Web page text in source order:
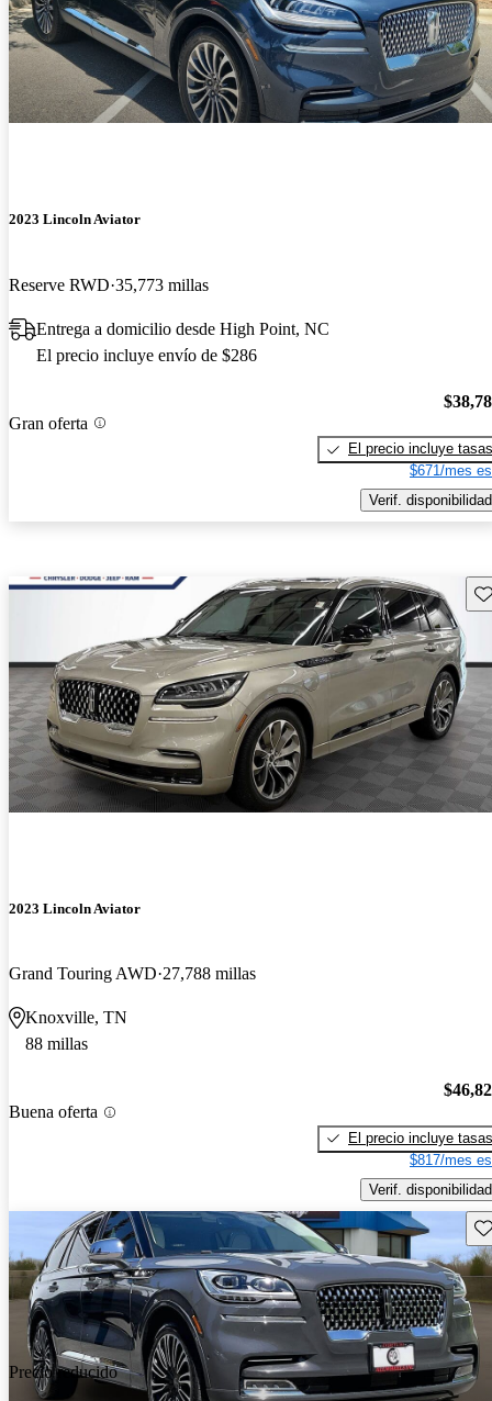
2023 Lincoln Aviator
Reserve RWD 35,773 millas
Entrega a domicilio desde High Point, NC
El precio incluye envío de $286
Gran oferta
El precio incluye tasas
$671/mes
Verif. disponibilidad
2023 Lincoln Aviator
Grand Touring AWD 27,788 millas
Knoxville, TN
88 millas
Buena oferta
El precio incluye tasas
$817/mes
Verif. disponibilidad
Precio reducido